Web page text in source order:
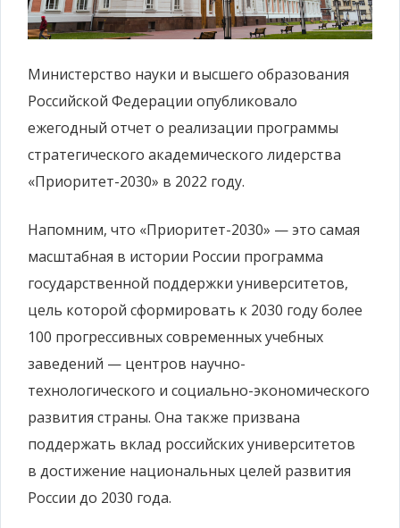
Министерство науки и высшего образования
Российской Федерации опубликовало
ежегодный отчет о реализации программы
стратегического академического лидерства
«Приоритет-2030» в 2022 году.
Напомним, что «Приоритет-2030» — это самая
масштабная в истории России программа
государственной поддержки университетов,
цель которой сформировать к 2030 году более
100 прогрессивных современных учебных
заведений — центров научно-
технологического и социально-экономического
развития страны. Она также призвана
поддержать вклад российских университетов
в достижение национальных целей развития
России до 2030 года.